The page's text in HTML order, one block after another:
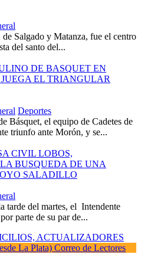
Salgado y Matanza, fue el centro
del santo del...
DE BASQUET EN
EL TRIANGULAR
Deportes
Básquet, el equipo de Cadetes de
triunfo ante Morón, y se...
CIVIL LOBOS,
BUSQUEDA DE UNA
SALADILLO
tarde del martes, el Intendente
parte de su par de...